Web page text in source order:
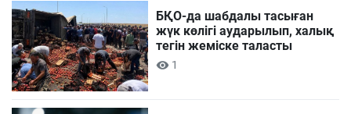
БҚО-да шабдалы тасыған
жүк көлігі аударылып, халық
тегін жеміске таласты
1